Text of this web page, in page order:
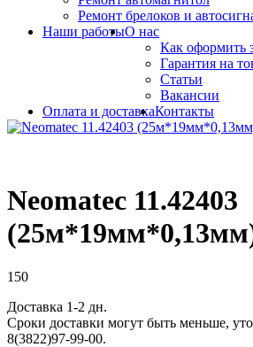
Ремонт брелоков и
Наши работыО нас
Как оформить
Гарантия на
Статьи
Вакансии
Оплата и доставкаКонтакты
Neomatec 11.42403
150
Доставка 1-2 дн.
Сроки доставки могут быть меньше,
8(3822)97-99-00.